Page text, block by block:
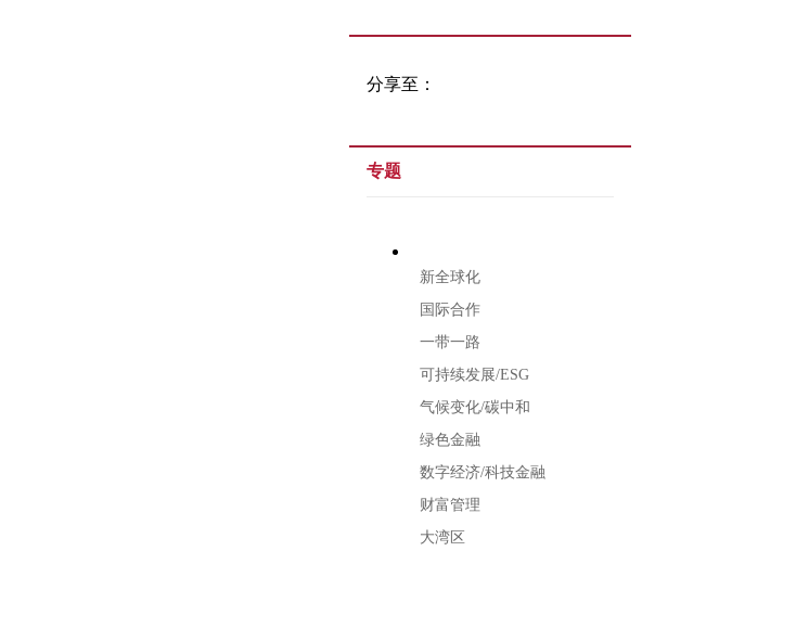
分享至：
专题
新全球化
国际合作
一带一路
可持续发展/ESG
气候变化/碳中和
绿色金融
数字经济/科技金融
财富管理
大湾区